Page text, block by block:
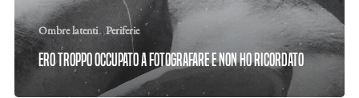
Ombre latenti Periferie
Ero troppo occupato a fotografare e non ho ricordato